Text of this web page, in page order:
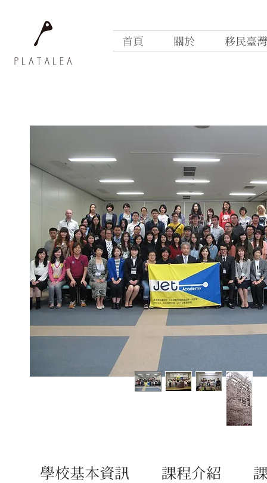
首頁 關於 移民臺灣
學校基本資訊 課程介紹